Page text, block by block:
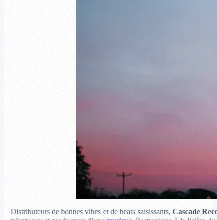
Distributeurs de bonnes vibes et de beats saisissants, Cascade